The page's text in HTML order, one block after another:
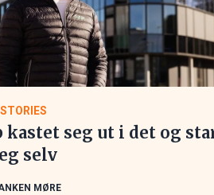
kastet seg ut i det og
selv
MØRE